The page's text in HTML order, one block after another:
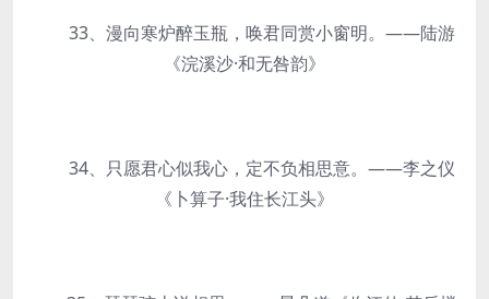
33、漫向寒炉醉玉瓶，唤君同赏小窗明。——陆游
《浣溪沙·和无咎韵》
34、只愿君心似我心，定不负相思意。——李之仪
《卜算子·我住长江头》